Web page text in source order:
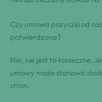
Czy umowa pożyczki od
potwierdzona?
Nie, nie jest to konieczne.
umowy ‌może stanowić
stron.